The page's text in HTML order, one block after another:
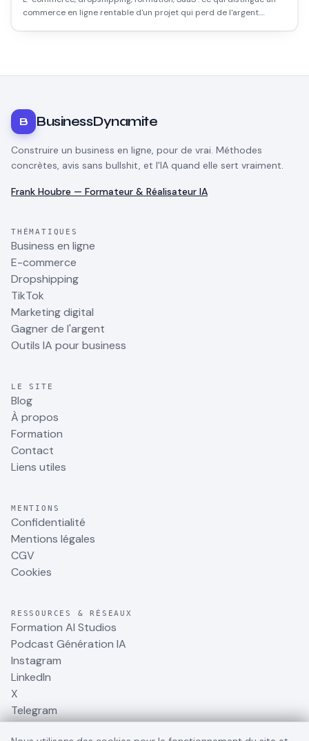
commerce en ligne rentable d'un projet qui perd de l'argent.
B BusinessDynamite
Construire un business en ligne, pour de vrai. Méthodes
concrètes, avis sans bullshit, et l'IA quand elle sert vraiment.
Frank Houbre — Formateur & Réalisateur IA
THÉMATIQUES
Business en ligne
E-commerce
Dropshipping
TikTok
Marketing digital
Gagner de l'argent
Outils IA pour business
LE SITE
Blog
À propos
Formation
Contact
Liens utiles
MENTIONS
Confidentialité
Mentions légales
CGV
Cookies
RESSOURCES & RÉSEAUX
Formation AI Studios
Podcast Génération IA
Instagram
LinkedIn
X
Telegram